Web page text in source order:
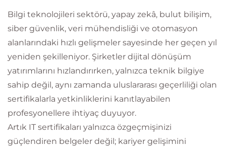
Bilgi teknolojileri sektörü, yapay zekâ, bulut bilişim,
siber güvenlik, veri mühendisliği ve otomasyon
alanlarındaki hızlı gelişmeler sayesinde her geçen yıl
yeniden şekilleniyor. Şirketler dijital dönüşüm
yatırımlarını hızlandırırken, yalnızca teknik bilgiye
sahip değil, aynı zamanda uluslararası geçerliliği olan
sertifikalarla yetkinliklerini kanıtlayabilen
profesyonellere ihtiyaç duyuyor.
Artık IT sertifikaları yalnızca özgeçmişinizi
güçlendiren belgeler değil; kariyer gelişimini